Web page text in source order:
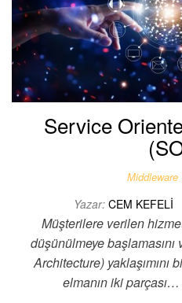
Service
Middleware
Yazar: CEM KEFELI
Müşterilere verilen
düşünülmeye
Architecture) yaklaşımını
elmanın iki parçası…